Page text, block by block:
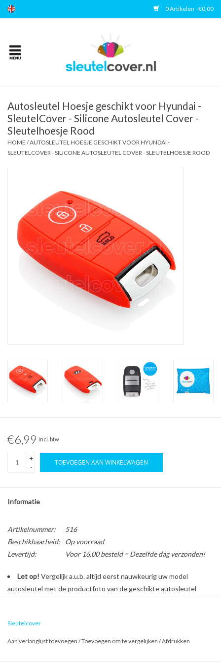
0 Artikelen - €0,00
Home
Accessoires
Veelgestelde vragen
Autosleutel Hoesje geschikt voor Hyundai -
SleutelCover - Silicone Autosleutel Cover -
Sleutelhoesje Rood
HOME /AUTOSLEUTEL HOESJE GESCHIKT VOOR HYUNDAI -
SLEUTELCOVER - SILICONE AUTOSLEUTEL COVER - SLEUTELHOESJE ROOD
€6,99 Incl. btw
+
-
TOEVOEGEN AAN WINKELWAGEN
Informatie
Artikelnummer:
516
Beschikbaarheid:
Op voorraad
Levertijd:
Voor 16.00 besteld = Dezelfde dag verzonden!
Let op! Vergelijk a.u.b. altijd eerst nauwkeurig uw model
autosleutel met de productfoto van de geschikte autosleutel
Sleutelcover
Aan verlanglijst toevoegen /Toevoegen om te vergelijken /Afdrukken